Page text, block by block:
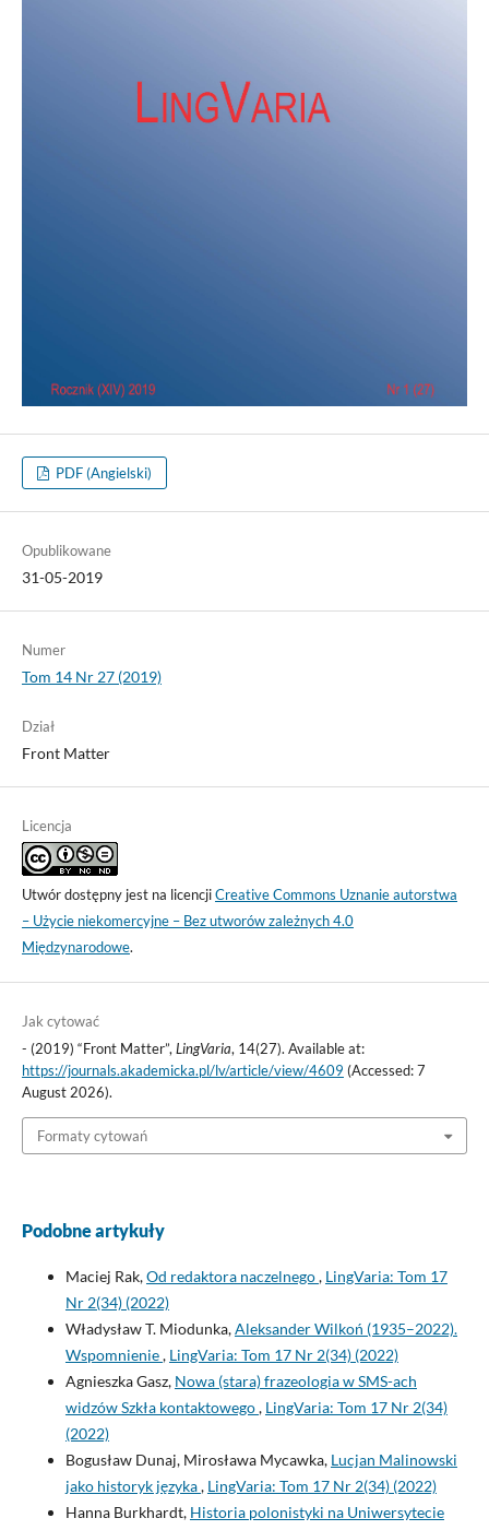
PDF (Angielski)
Opublikowane
31-05-2019
Numer
Tom 14 Nr 27 (2019)
Dział
Front Matter
Licencja
Utwór dostępny jest na licencjiCreative Commons Uznanie autorstwa
– Użycie niekomercyjne – Bez utworów zależnych 4.0
Międzynarodowe.
Jak cytować
- (2019) “Front Matter”, LingVaria, 14(27). Available at:
https://journals.akademicka.pl/lv/article/view/4609 (Accessed: 7
August 2026).
Formaty cytowań
Podobne artykuły
Maciej Rak,Od redaktora naczelnego, LingVaria: Tom 17
Nr 2(34) (2022)
Władysław T. Miodunka,Aleksander Wilkoń (1935–2022).
Wspomnienie, LingVaria: Tom 17 Nr 2(34) (2022)
Agnieszka Gasz, Nowa (stara) frazeologia w SMS-ach
widzów Szkła kontaktowego, LingVaria: Tom 17 Nr 2(34)
(2022)
Bogusław Dunaj, Mirosława Mycawka, Lucjan Malinowski
jako historyk języka, LingVaria: Tom 17 Nr 2(34) (2022)
Hanna Burkhardt, Historia polonistyki na Uniwersytecie